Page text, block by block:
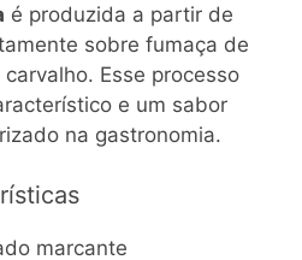
é produzida a partir de
sobre fumaça de
Esse processo
e um sabor
na gastronomia.
marcante